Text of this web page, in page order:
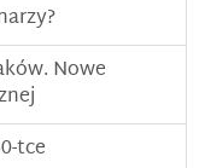
Nowe
tce